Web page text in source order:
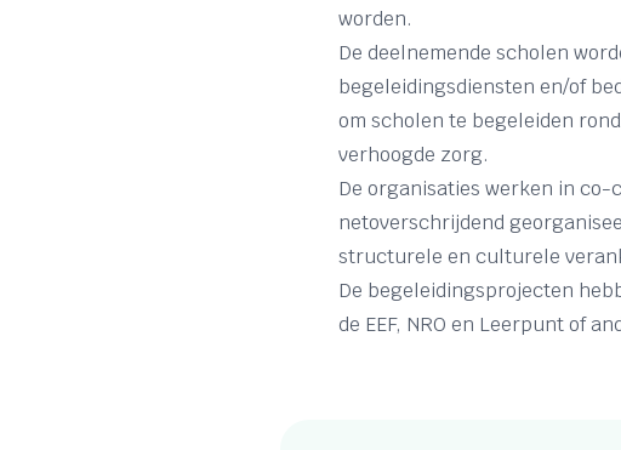
worden.
De deelnemende scholen
begeleidingsdiensten en/of
om scholen te begeleiden
verhoogde zorg.
De organisaties werken in
netoverschrijdend
structurele en culturele
De begeleidingsprojecten
de EEF, NRO en Leerpunt of